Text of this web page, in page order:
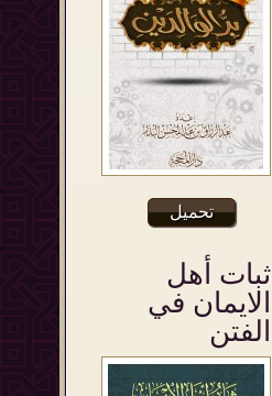
تحميل
ثبات أهل
الايمان في
الفتن